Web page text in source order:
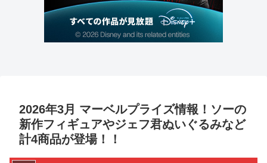
2026年3月 マーベルプライズ情報！ソーの
新作フィギュアやジェフ君ぬいぐるみなど
計4商品が登場！！